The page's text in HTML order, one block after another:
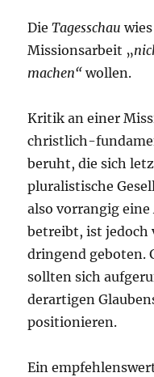
DieTagesschau
Missionsarbeit „
machen“ wollen.
Kritik an einer
christlich-
beruht, die sich
pluralistische
also vorrangig
betreibt, ist
dringend geboten.
sollten sich
derartigen
positionieren.
Ein